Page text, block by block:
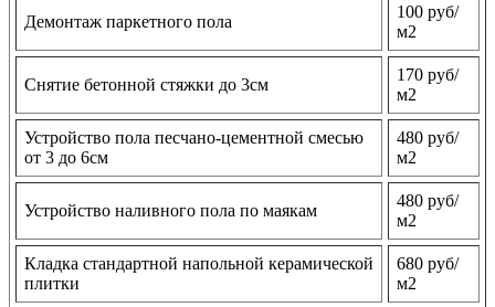
Демонтаж паркетного пола
100 руб/
м2
Снятие бетонной стяжки до 3см
170 руб/
м2
Устройство пола песчано-цементной смесью
от 3 до 6см
480 руб/
м2
Устройство наливного пола по маякам
480 руб/
м2
Кладка стандартной напольной керамической
плитки
680 руб/
м2